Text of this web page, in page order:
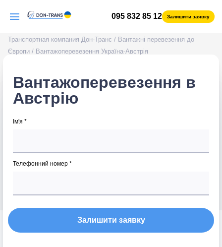
095 832 85 12 Залишити заявку
Транспортная компания Дон-Транс / Вантажні перевезення до
Європи / Вантажоперевезення Україна-Австрія
Вантажоперевезення в
Австрію
Ім'я *
Телефонний номер *
Залишити заявку